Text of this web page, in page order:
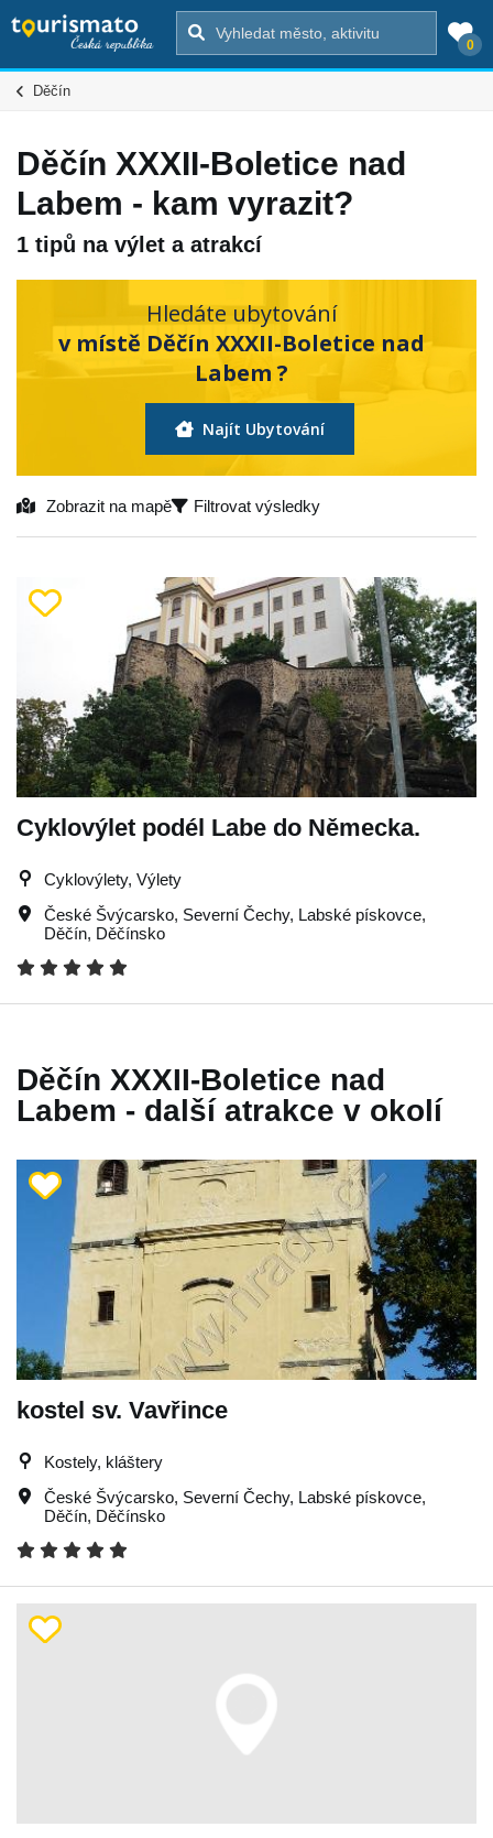
0
Děčín
Děčín XXXII-Boletice nad
Labem - kam vyrazit?
1 tipů na výlet a atrakcí
Hledáte ubytování
v místě Děčín XXXII-Boletice nad
Labem ?
Najít Ubytování
Zobrazit na mapě Filtrovat výsledky
Cyklovýlet podél Labe do Německa.
Cyklovýlety, Výlety
České Švýcarsko, Severní Čechy, Labské pískovce,
Děčín, Děčínsko
Děčín XXXII-Boletice nad
Labem - další atrakce v okolí
kostel sv. Vavřince
Kostely, kláštery
České Švýcarsko, Severní Čechy, Labské pískovce,
Děčín, Děčínsko